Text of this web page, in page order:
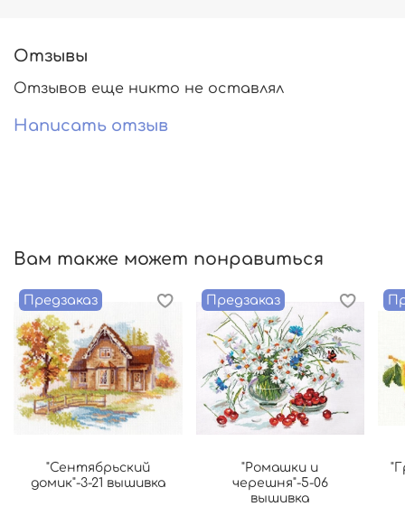
Отзывы
Отзывов еще никто не оставлял
Написать отзыв
Вам также может понравиться
Предзаказ
"Сентябрьский
домик"-3-21 вышивка
Предзаказ
"Ромашки и
черешня"-5-06
вышивка